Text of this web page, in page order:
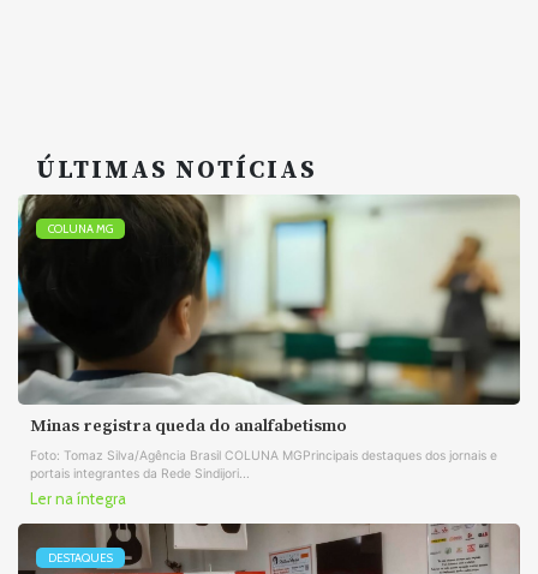
ÚLTIMAS NOTÍCIAS
COLUNA MG
Minas registra queda do analfabetismo
Foto: Tomaz Silva/Agência Brasil COLUNA MGPrincipais destaques dos jornais e
portais integrantes da Rede Sindijori...
Ler na íntegra
DESTAQUES